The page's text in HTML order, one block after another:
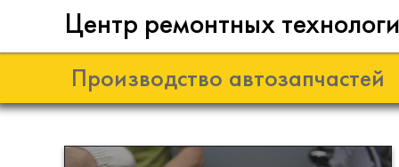
Центр ремонтных
Производство автозапчастей